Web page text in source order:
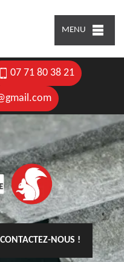
MENU
07 71 80 38 21
CONTACTEZ-NOUS !